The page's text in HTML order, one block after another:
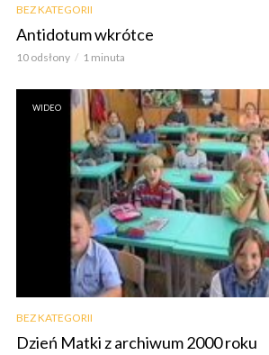
BEZ KATEGORII
Antidotum wkrótce
10 odsłony 1 minuta
WIDEO
BEZ KATEGORII
Dzień Matki z archiwum 2000 roku